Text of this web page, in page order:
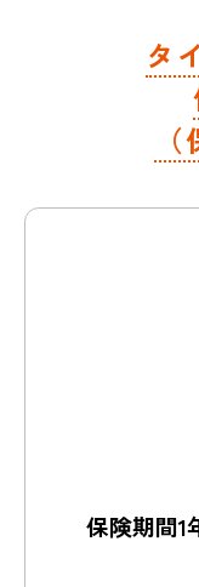
タ
保険期間1